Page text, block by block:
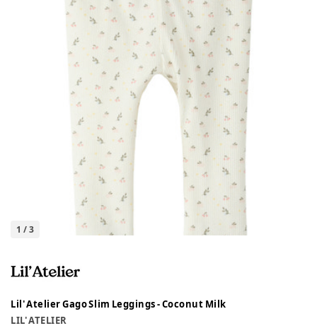
1 /3
Lil' Atelier Gago Slim Leggings - Coconut Milk
LIL' ATELIER